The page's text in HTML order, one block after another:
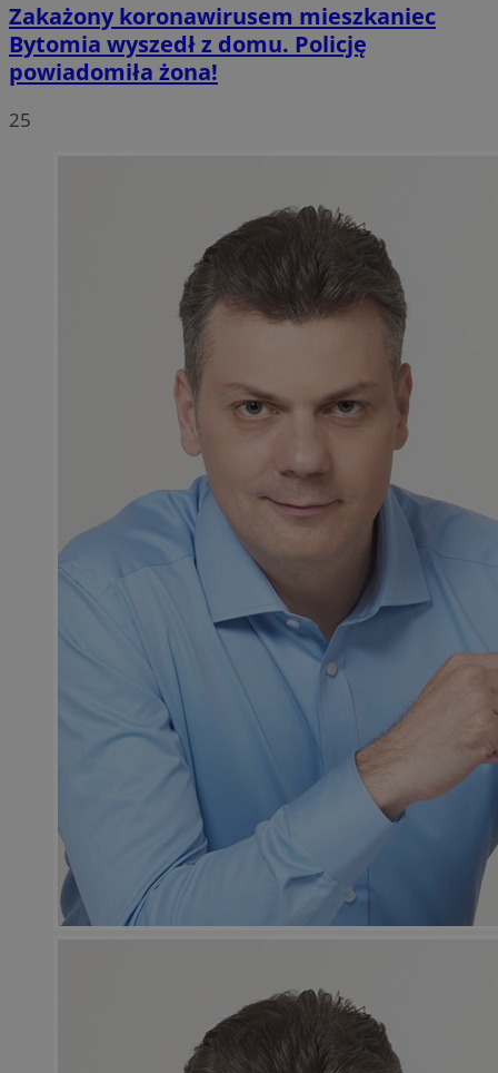
Zakażony koronawirusem mieszkaniec
Bytomia wyszedł z domu. Policję
powiadomiła żona!
25